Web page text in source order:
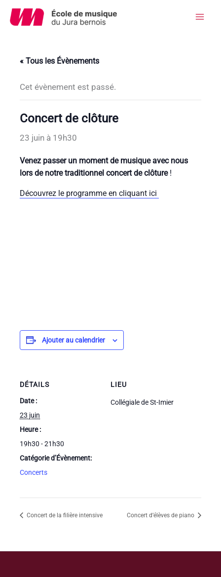
Aller
« Tous les Évènements
Cet évènement est passé.
Concert de clôture
23 juin à 19h30
Venez passer un moment de musique avec nous
lors de notre traditionnel concert de clôture!
Découvrez le programme en cliquant ici
Ajouter au calendrier
DÉTAILS
Date :
23 juin
Heure :
19h30 - 21h30
Catégorie d’Évènement:
Concerts
LIEU
Collégiale de St-Imier
Concert de la filière intensive Concert d’élèves de piano